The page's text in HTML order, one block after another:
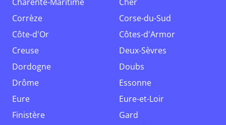
Corrèze
Corse-du-Sud
Côte-d'Or
Côtes-d'Armor
Creuse
Deux-Sèvres
Dordogne
Doubs
Drôme
Essonne
Eure
Eure-et-Loir
Finistère
Gard